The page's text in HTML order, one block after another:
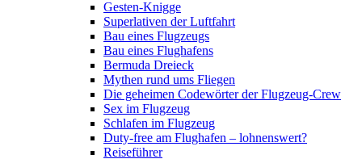
Gesten-Knigge
Superlativen der Luftfahrt
Bau eines Flugzeugs
Bau eines Flughafens
Bermuda Dreieck
Mythen rund ums Fliegen
Die geheimen Codewörter der Flugzeug-Crew
Sex im Flugzeug
Schlafen im Flugzeug
Duty-free am Flughafen – lohnenswert?
Reiseführer